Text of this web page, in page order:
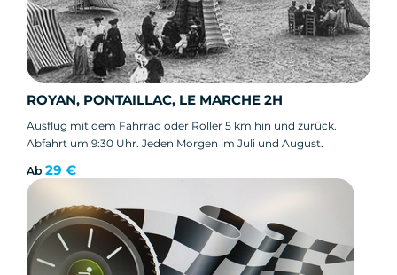
ROYAN, PONTAILLAC, LE MARCHE 2H
Ausflug mit dem Fahrrad oder Roller 5 km hin und zurück.
Abfahrt um 9:30 Uhr. Jeden Morgen im Juli und August.
Ab 29 €